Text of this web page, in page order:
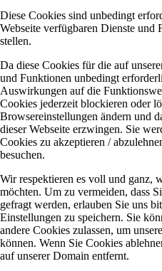
Diese Cookies sind unbedingt
Webseite verfügbaren Dienste und
stellen.
Da diese Cookies für die auf
und Funktionen unbedingt
Auswirkungen auf die
Cookies jederzeit blockieren oder
Browsereinstellungen ändern und
dieser Webseite erzwingen. Sie
Cookies zu akzeptieren /
besuchen.
Wir respektieren es voll und ganz,
möchten. Um zu vermeiden, dass
gefragt werden, erlauben Sie uns
Einstellungen zu speichern. Sie
andere Cookies zulassen, um
können. Wenn Sie Cookies
auf unserer Domain entfernt.